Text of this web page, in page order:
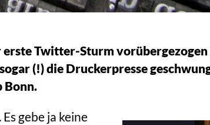
Twitter-Sturm vorübergezogen
(!) die Druckerpresse
Bonn.
gebe ja keine